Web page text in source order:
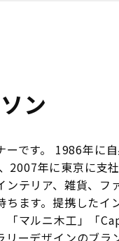
ン
です。 1986年に
2007年に東京に支
テリア、雑貨、フ
ます。提携したイ
「マルニ木工」「
ーデザインのブラ